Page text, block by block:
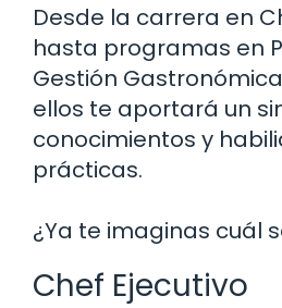
Desde la carrera en
hasta programas en
Gestión
ellos te aportará un
conocimientos y
prácticas.
¿Ya te imaginas cuál
Chef Ejecutivo